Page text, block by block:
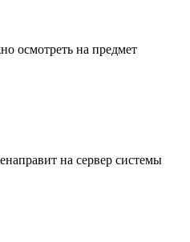
осмотреть на предмет
на сервер системы